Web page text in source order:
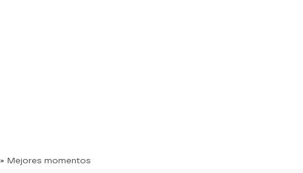
» Mejores momentos